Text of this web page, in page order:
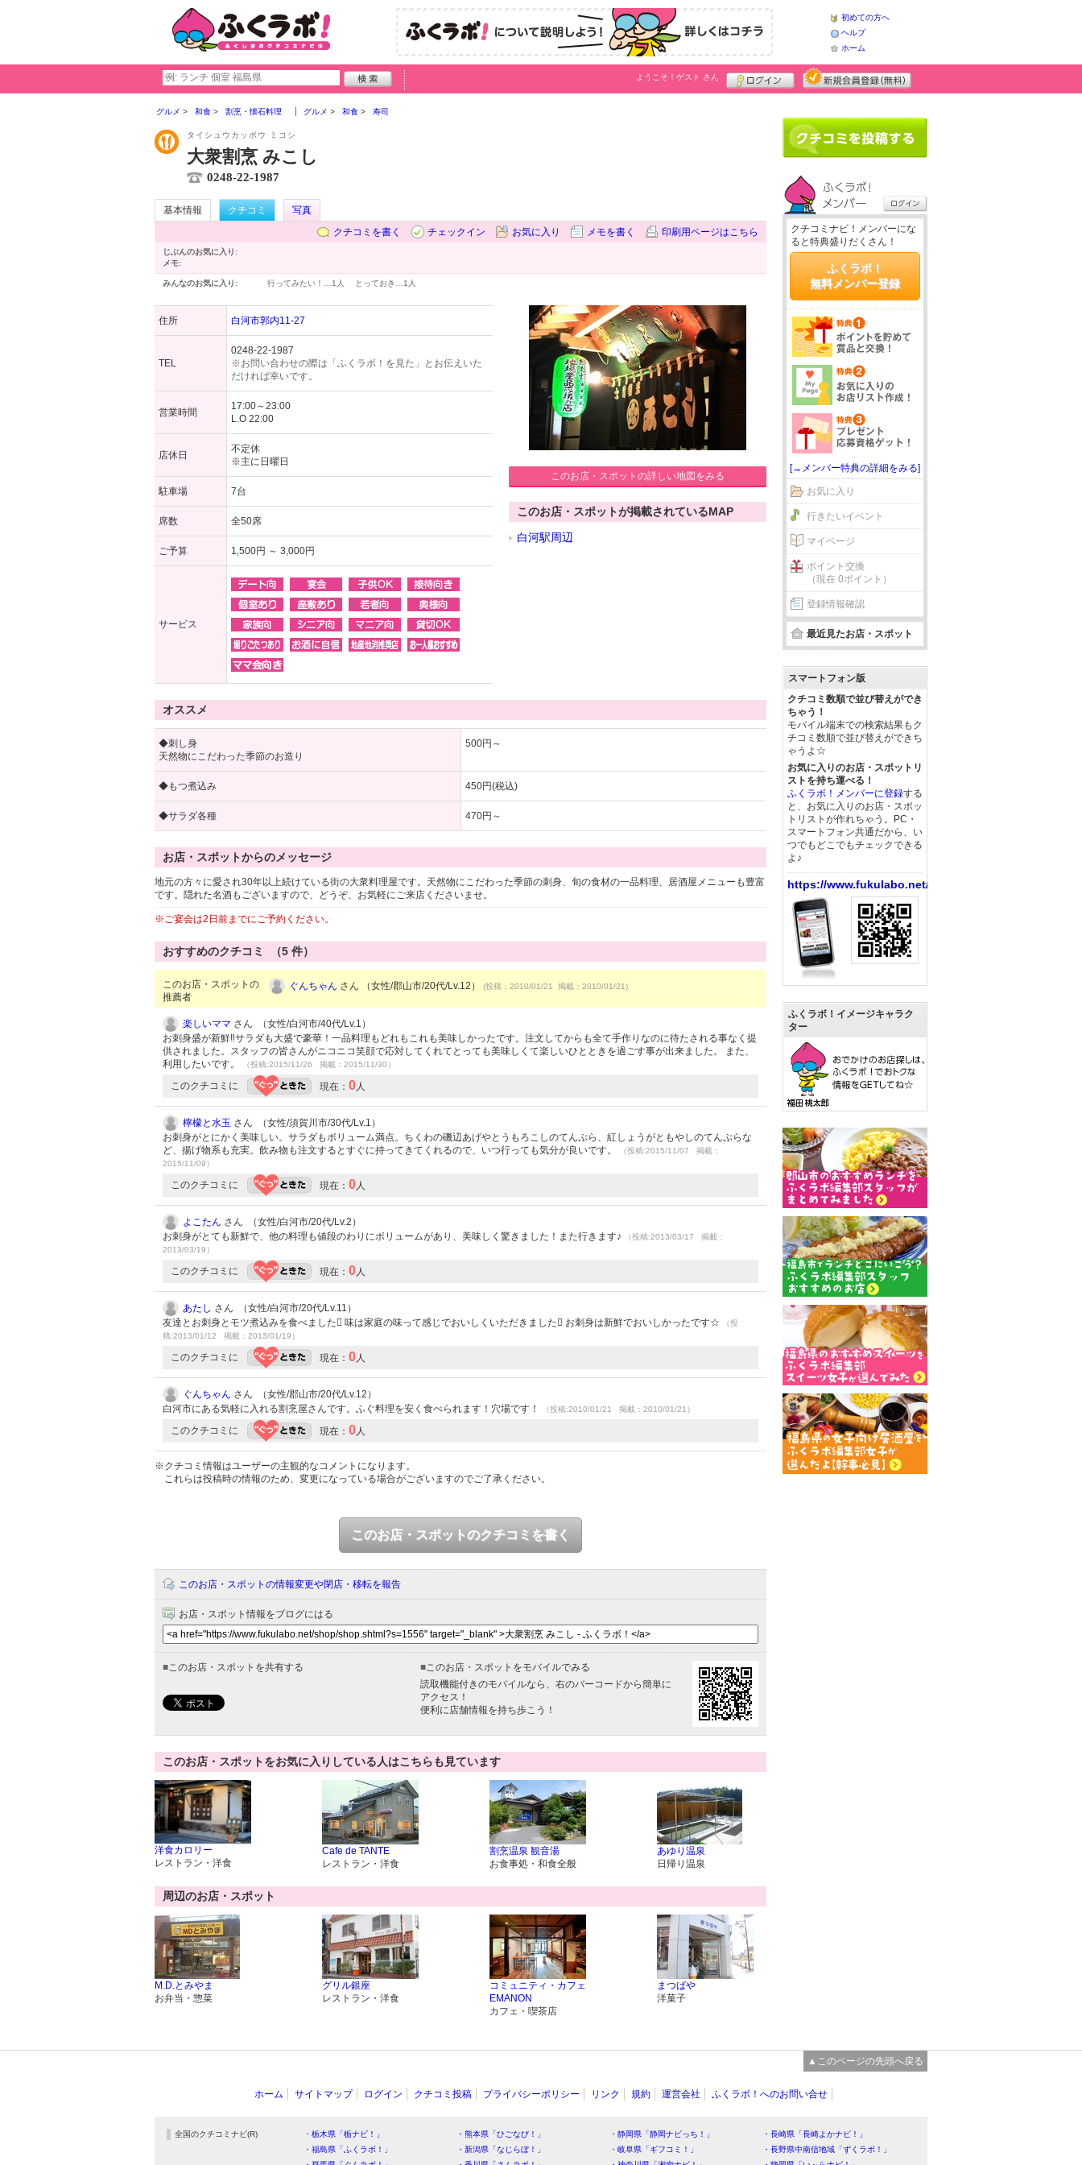
初めての方へ
ヘルプ
ホーム
ようこそ！ ゲスト さん
グルメ 和食 割烹・懐石料理 グルメ 和食 寿司
タイシュウカッポウ ミコシ
大衆割烹 みこし
0248-22-1987
基本情報 クチコミ
写真
クチコミを書く
チェックイン お気に入り メモを書く 印刷用ページはこちら
じぶんのお気に入り:
メモ:
みんなのお気に入り: 行ってみたい！… 1人 とっておき… 1人
住所 白河市郭内11-27
TEL
0248-22-1987
※お問い合わせの際は「ふくラボ！を見た」とお伝えいた
だければ幸いです。
営業時間
17:00～23:00
L.O 22:00
店休日
不定休
※主に日曜日
駐車場 7台
席数 全50席
ご予算 1,500円 ～ 3,000円
サービス
このお店・スポットの詳しい地図をみる
このお店・スポットが掲載されているMAP
白河駅周辺
オススメ
◆刺し身
天然物にこだわった季節のお造り
500円～
◆もつ煮込み 450円(税込)
◆サラダ各種 470円～
お店・スポットからのメッセージ
地元の方々に愛され30年以上続けている街の大衆料理屋です。天然物にこだわった季節の刺身、旬の食材の一品料理、居酒屋メニューも豊富
です。隠れた名酒もございますので、どうぞ、お気軽にご来店くださいませ。
※ご宴会は2日前までにご予約ください。
おすすめのクチコミ （5 件）
このお店・スポットの
推薦者
ぐんちゃん さん （女性/郡山市/20代/Lv.12） (投稿：2010/01/21 掲載：2010/01/21)
楽しいママ さん （女性/白河市/40代/Lv.1）
お刺身盛が新鮮‼サラダも大盛で豪華！一品料理もどれもこれも美味しかったです。注文してからも全て手作りなのに待たされる事なく提
供されました。スタッフの皆さんがニコニコ笑顔で応対してくれてとっても美味しくて楽しいひとときを過ごす事が出来ました。 また、
利用したいです。
（投稿:2015/11/26 掲載：2015/11/30）
このクチコミに 現在： 0人
檸檬と水玉 さん （女性/須賀川市/30代/Lv.1）
お刺身がとにかく美味しい。サラダもボリューム満点。ちくわの磯辺あげやとうもろこしのてんぷら、紅しょうがともやしのてんぷらな
ど、揚げ物系も充実。飲み物も注文するとすぐに持ってきてくれるので、いつ行っても気分が良いです。
（投稿:2015/11/07 掲載：
2015/11/09）
このクチコミに 現在： 0人
よこたん さん （女性/白河市/20代/Lv.2）
お刺身がとても新鮮で、他の料理も値段のわりにボリュームがあり、美味しく驚きました！また行きます♪
（投稿:2013/03/17 掲載：
2013/03/19）
このクチコミに 現在： 0人
あたし さん （女性/白河市/20代/Lv.11）
友達とお刺身とモツ煮込みを食べました 味は家庭の味って感じでおいしくいただきました お刺身は新鮮でおいしかったです☆
（投
稿:2013/01/12 掲載：2013/01/19）
このクチコミに 現在： 0人
ぐんちゃん さん （女性/郡山市/20代/Lv.12）
白河市にある気軽に入れる割烹屋さんです。ふぐ料理を安く食べられます！穴場です！
（投稿:2010/01/21 掲載：2010/01/21）
このクチコミに 現在： 0人
※クチコミ情報はユーザーの主観的なコメントになります。
これらは投稿時の情報のため、変更になっている場合がございますのでご了承ください。
このお店・スポットのクチコミを書く
このお店・スポットの情報変更や閉店・移転を報告
お店・スポット情報をブログにはる
■このお店・スポットを共有する ■このお店・スポットをモバイルでみる
読取機能付きのモバイルなら、右のバーコードから簡単に
アクセス！
便利に店舗情報を持ち歩こう！
このお店・スポットをお気に入りしている人はこちらも見ています
洋食カロリー
レストラン・洋食
Cafe de TANTE
レストラン・洋食
割烹温泉 観音湯
お食事処・和食全般
あゆり温泉
日帰り温泉
周辺のお店・スポット
M.D.とみやま
お弁当・惣菜
グリル銀座
レストラン・洋食
コミュニティ・カフェ
EMANON
カフェ・喫茶店
まつばや
洋菓子
クチコミナビ！メンバーにな
ると特典盛りだくさん！
ふくラボ！
無料メンバー登録
[→メンバー特典の詳細をみる]
お気に入り
行きたいイベント
マイページ
ポイント交換
（現在 0ポイント）
登録情報確認
最近見たお店・スポット
スマートフォン版
クチコミ数順で並び替えができ
ちゃう！
モバイル端末での検索結果もク
チコミ数順で並び替えができち
ゃうよ☆
お気に入りのお店・スポットリ
ストを持ち運べる！
ふくラボ！メンバーに登録する
と、お気に入りのお店・スポッ
トリストが作れちゃう。PC・
スマートフォン共通だから、い
つでもどこでもチェックできる
よ♪
https://www.fukulabo.net/
ふくラボ！イメージキャラク
ター
▲このページの先頭へ戻る
ホーム サイトマップ ログイン クチコミ投稿 プライバシーポリシー リンク 規約 運営会社 ふくラボ！へのお問い合せ
全国のクチコミナビ(R) ・栃木県「栃ナビ！」 ・熊本県「ひごなび！」 ・静岡県「静岡ナビっち！」
・長崎県「長崎よかナビ！」
・福島県「ふくラボ！」
・新潟県「なじらぼ！」 ・岐阜県「ギフコミ！」
・長野県中南信地域「ずくラボ！」